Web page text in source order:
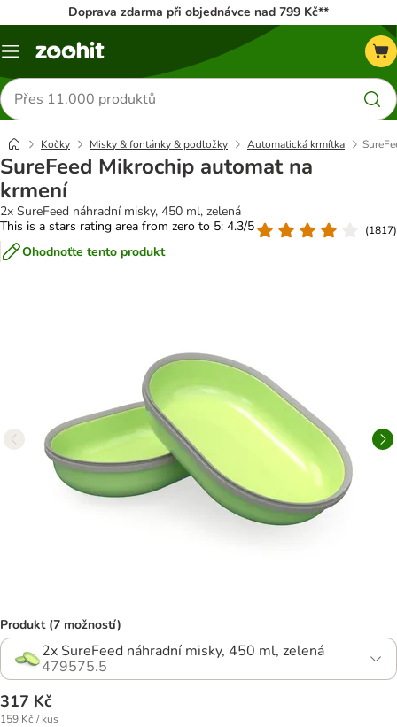
Doprava zdarma při objednávce nad 799 Kč**
Menu
Hledat
produkty
Kočky Misky & fontánky & podložky Automatická krmítka
SureFeed Mikrochip automat na
krmení
2x SureFeed náhradní misky, 450 ml, zelená
This is a stars rating area from zero to 5: 4.3/5
(1817)
Ohodnoťte tento produkt
Produkt (7 možností)
2x SureFeed náhradní misky, 450 ml, zelená
479575.5
317 Kč
159 Kč / kus